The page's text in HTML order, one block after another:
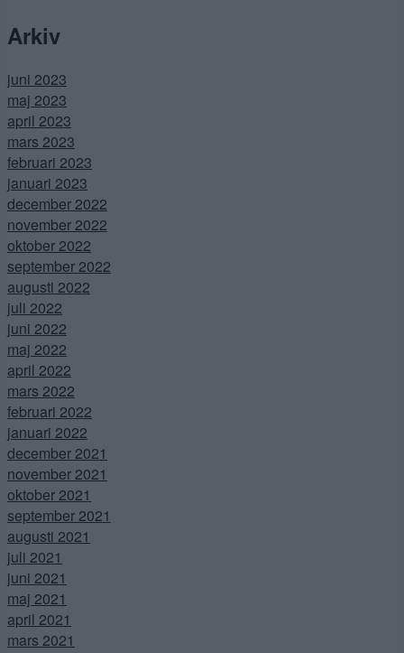
Arkiv
juni 2023
maj 2023
april 2023
mars 2023
februari 2023
januari 2023
december 2022
november 2022
oktober 2022
september 2022
augusti 2022
juli 2022
juni 2022
maj 2022
april 2022
mars 2022
februari 2022
januari 2022
december 2021
november 2021
oktober 2021
september 2021
augusti 2021
juli 2021
juni 2021
maj 2021
april 2021
mars 2021